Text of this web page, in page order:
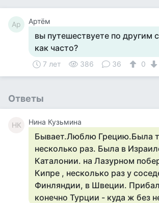
Ар Артём
вы путешествуете по другим
как часто?
7 лет 386 36 0
Ответы
НК Нина Кузьмина
Бывает.Люблю Грецию.Была
несколько раз. Была в
Каталонии. на Лазурном
Кипре , несколько раз у
Финляндии, в Швеции.
конечно Турции - куда ж без